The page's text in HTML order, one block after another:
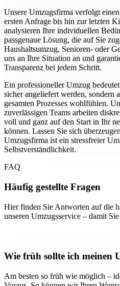
Unsere Umzugsfirma verfolgt
ersten Anfrage bis hin zur letzten
analysieren Ihre individuellen
passgenaue Lösung, die auf Sie
Haushaltsumzug, Senioren- oder
uns an Ihre Situation an und
Transparenz bei jedem Schritt.
Ein professioneller Umzug
sicher angeliefert werden, sondern
gesamten Prozesses wohlfühlen.
zuverlässigen Teams arbeiten
voll und ganz auf den Start in Ihr
können. Lassen Sie sich
Umzugsfirma ist ein stressfreier
Selbstverständlichkeit.
FAQ
Häufig gestellte Fragen
Hier finden Sie Antworten auf die
unseren Umzugsservice – damit
Wie früh sollte ich meinen
Am besten so früh wie möglich –